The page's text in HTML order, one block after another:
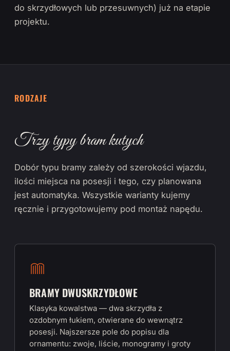
do skrzydłowych lub przesuwnych) już na etapie
projektu.
RODZAJE
Trzy typy bram kutych
Dobór typu bramy zależy od szerokości wjazdu,
ilości miejsca na posesji i tego, czy planowana
jest automatyka. Wszystkie warianty kujemy
ręcznie i przygotowujemy pod montaż napędu.
BRAMY DWUSKRZYDŁOWE
Klasyka kowalstwa — dwa skrzydła z
ozdobnym łukiem, otwierane do wewnątrz
posesji. Najszersze pole do popisu dla
ornamentu: zwoje, liście, monogramy i groty